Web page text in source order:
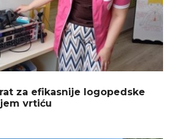
za efikasnije logopedske
vrtiću